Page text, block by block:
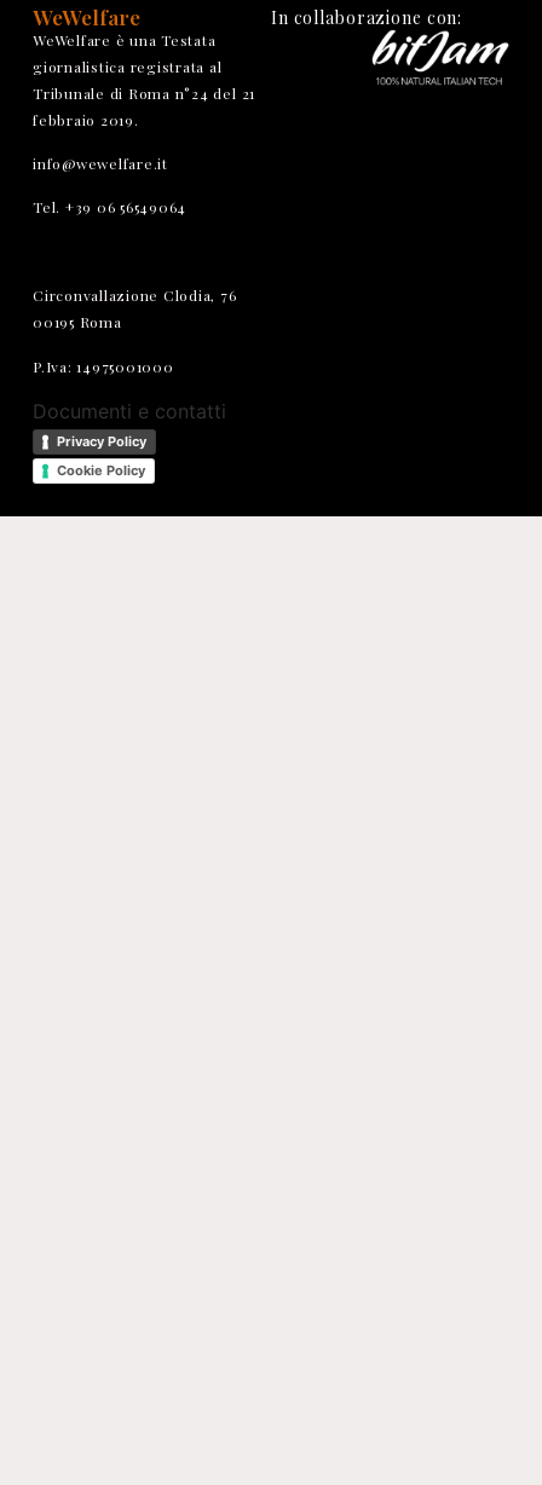
WeWelfare
WeWelfare è una Testata
giornalistica registrata al
Tribunale di Roma n°24 del 21
febbraio 2019.
info@wewelfare.it
Tel. +39 06 56549064
Circonvallazione Clodia, 76
00195 Roma
P.Iva: 14975001000
Documenti e contatti
Privacy Policy
Cookie Policy
In collaborazione con: